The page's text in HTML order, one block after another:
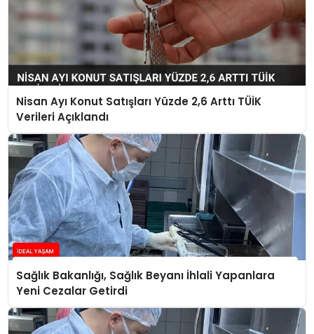
Nisan Ayı Konut Satışları Yüzde 2,6 Arttı TÜİK
Verileri Açıklandı
Sağlık Bakanlığı, Sağlık Beyanı İhlali Yapanlara
Yeni Cezalar Getirdi